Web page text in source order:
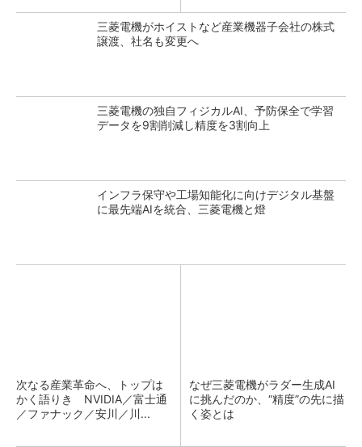
三菱電機がホイストなど産業機器子会社の株式
譲渡、社名も変更へ
三菱電機の独自フィジカルAI、予防保全で学習
データを9割削減し精度を3割向上
インフラ保守や工場知能化に向けデジタル基盤
に最先端AIを統合、三菱電機と燈
次なる産業革命へ、トップは
かく語りき NVIDIA／富士通
／ファナック／安川／川...
なぜ三菱電機がラダー生成AI
に挑んだのか、“精度”の先に描
く姿とは